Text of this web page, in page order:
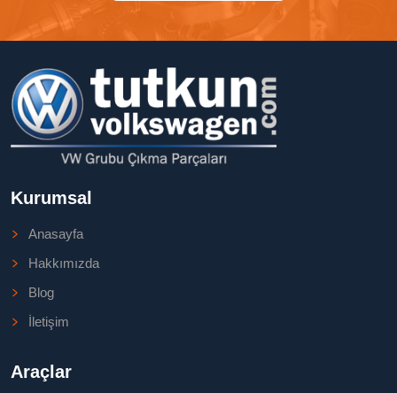
Kurumsal
Anasayfa
Hakkımızda
Blog
İletişim
Araçlar